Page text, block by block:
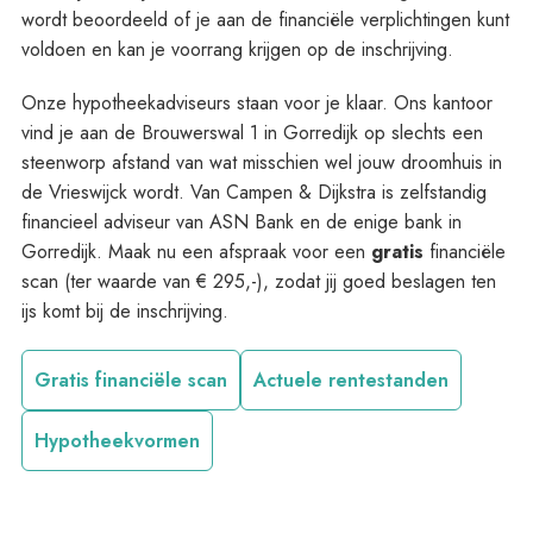
wordt beoordeeld of je aan de financiële verplichtingen kunt
voldoen en kan je voorrang krijgen op de inschrijving.
Onze hypotheekadviseurs staan voor je klaar. Ons kantoor
vind je aan de Brouwerswal 1 in Gorredijk op slechts een
steenworp afstand van wat misschien wel jouw droomhuis in
de Vrieswijck wordt. Van Campen & Dijkstra is zelfstandig
financieel adviseur van ASN Bank en de enige bank in
Gorredijk. Maak nu een afspraak voor een gratis financiële
scan (ter waarde van € 295,-), zodat jij goed beslagen ten
ijs komt bij de inschrijving.
Gratis financiële scan Actuele rentestanden
Hypotheekvormen